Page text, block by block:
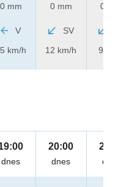
0 mm
V
km/h
0 mm
SV
12 km/h
0 mm
9 km/h
dnes
20:00
dnes
21:00
dnes